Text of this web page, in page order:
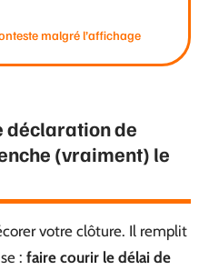
malgré l’affichage
déclaration de
(vraiment) le
votre clôture. Il remplit
: faire courir le délai de